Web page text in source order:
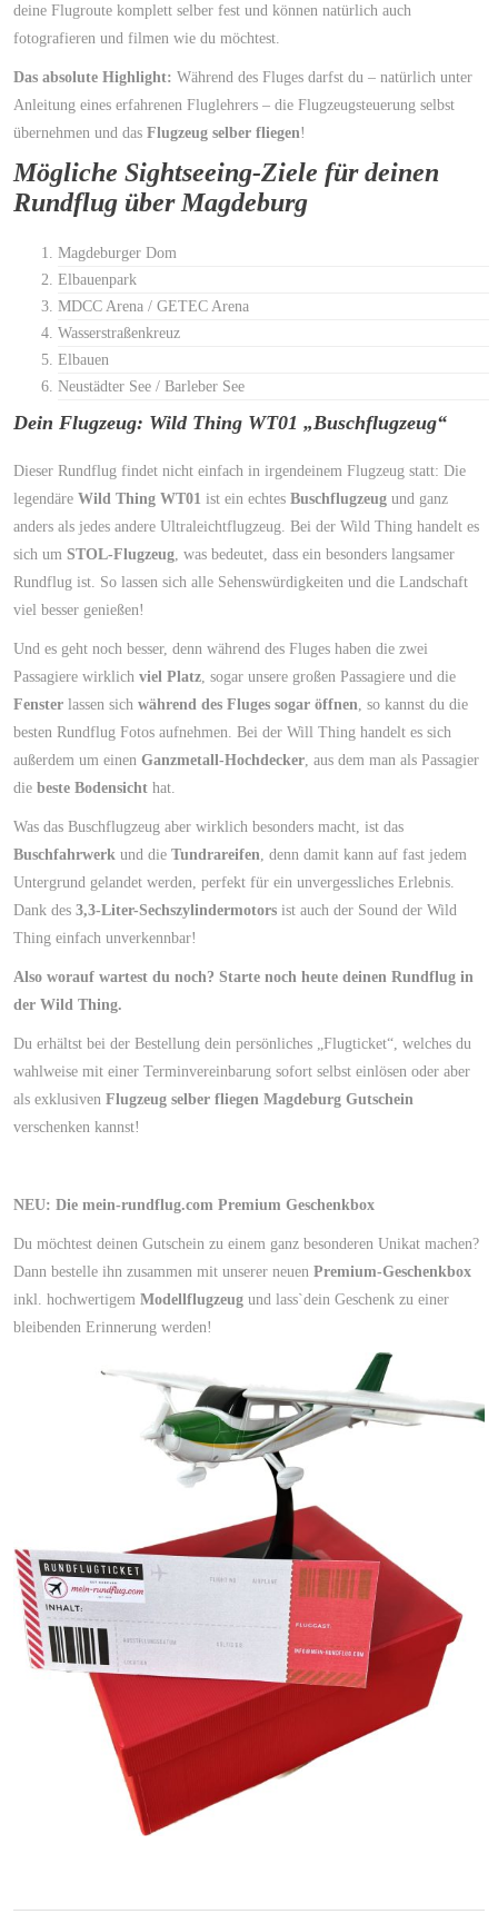
deine Flugroute komplett selber fest und können natürlich auch
fotografieren und filmen wie du möchtest.
Das absolute Highlight:Während des Fluges darfst du – natürlich unter
Anleitung eines erfahrenen Fluglehrers – die Flugzeugsteuerung selbst
übernehmen und dasFlugzeug selber fliegen!
Mögliche Sightseeing-Ziele für deinen
Rundflug über Magdeburg
Magdeburger Dom
Elbauenpark
MDCC Arena / GETEC Arena
Wasserstraßenkreuz
Elbauen
Neustädter See / Barleber See
Dein Flugzeug: Wild Thing WT01 „Buschflugzeug“
Dieser Rundflug findet nicht einfach in irgendeinem Flugzeug statt:Die
legendäreWild Thing WT01 ist ein echtesBuschflugzeug und ganz
anders als jedes andere Ultraleichtflugzeug. Bei der Wild Thing handelt es
sich umSTOL-Flugzeug , was bedeutet, dass ein besonders langsamer
Rundflug ist. So lassen sich alle Sehenswürdigkeiten und die Landschaft
viel besser genießen!
Und es geht noch besser, denn während des Fluges haben die zwei
Passagiere wirklichviel Platz , sogar unsere großen Passagiere und die
Fenster lassen sichwährend des Fluges sogar öffnen , so kannst du die
besten Rundflug Fotos aufnehmen. Bei der Will Thing handelt es sich
außerdem um einenGanzmetall-Hochdecker , aus dem man als Passagier
diebeste Bodensicht hat.
Was das Buschflugzeug aber wirklich besonders macht, ist das
Buschfahrwerk und dieTundrareifen , denn damit kann auf fast jedem
Untergrund gelandet werden, perfekt für ein unvergessliches Erlebnis.
Dank des3,3-Liter-Sechszylindermotors ist auch der Sound der Wild
Thing einfach unverkennbar!
Also worauf wartest du noch? Starte noch heute deinen Rundflug in
der Wild Thing.
Du erhältst bei der Bestellung dein persönliches „Flugticket“, welches du
wahlweise mit einer Terminvereinbarung sofort selbst einlösen oder aber
als exklusivenFlugzeug selber fliegen Magdeburg Gutschein
verschenken kannst!
NEU: Die mein-rundflug.com Premium Geschenkbox
Du möchtest deinen Gutschein zu einem ganz besonderen Unikat machen?
Dann bestelle ihn zusammen mit unserer neuenPremium-Geschenkbox
inkl. hochwertigemModellflugzeug und lass`dein Geschenk zu einer
bleibenden Erinnerung werden!